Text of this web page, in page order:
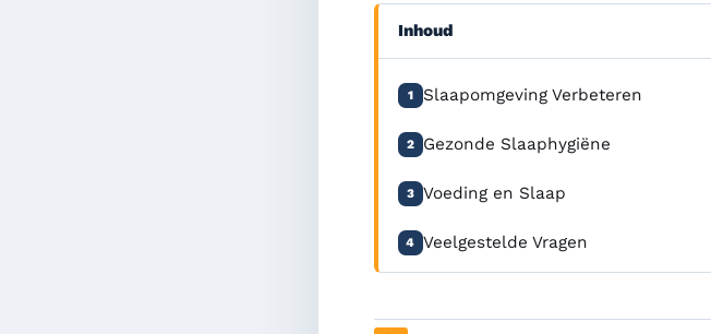
Inhoud
1 Slaapomgeving Verbeteren
2 Gezonde Slaaphygiëne
3 Voeding en Slaap
4 Veelgestelde Vragen